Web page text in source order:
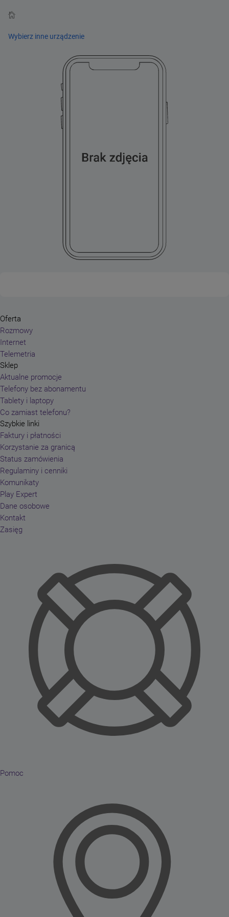
Wybierz inne urządzenie
Oferta
Rozmowy
Internet
Telemetria
Sklep
Aktualne promocje
Telefony bez abonamentu
Tablety i laptopy
Co zamiast telefonu?
Szybkie linki
Faktury i płatności
Korzystanie za granicą
Status zamówienia
Regulaminy i cenniki
Komunikaty
Play Expert
Dane osobowe
Kontakt
Zasięg
Pomoc